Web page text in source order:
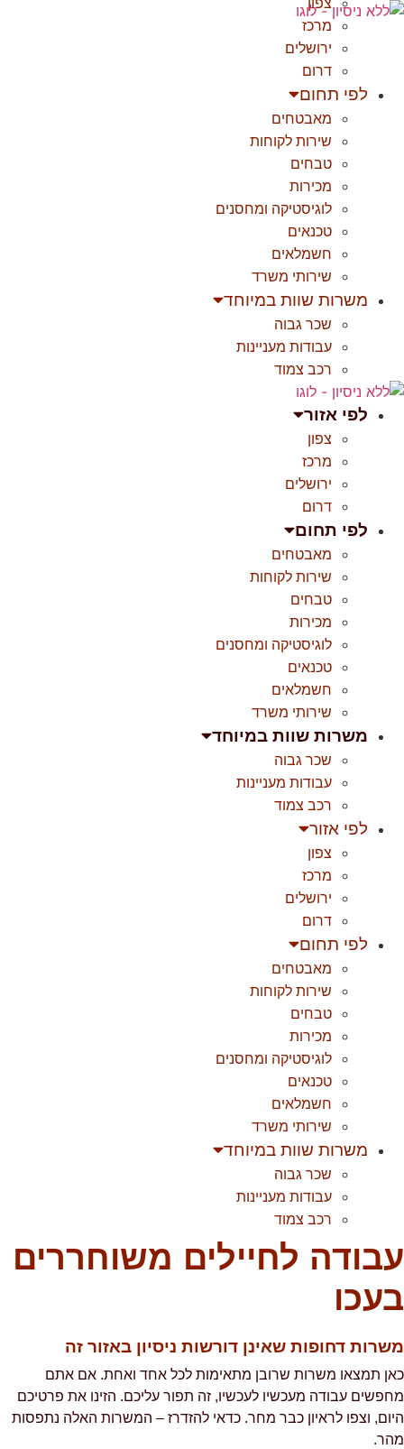
צפון
מרכז
ירושלים
דרום
לפי תחום
מאבטחים
שירות לקוחות
טבחים
מכירות
לוגיסטיקה ומחסנים
טכנאים
חשמלאים
שירותי משרד
משרות שוות במיוחד
שכר גבוה
עבודות מעניינות
רכב צמוד
לפי אזור
צפון
מרכז
ירושלים
דרום
לפי תחום
מאבטחים
שירות לקוחות
טבחים
מכירות
לוגיסטיקה ומחסנים
טכנאים
חשמלאים
שירותי משרד
משרות שוות במיוחד
שכר גבוה
עבודות מעניינות
רכב צמוד
לפי אזור
צפון
מרכז
ירושלים
דרום
לפי תחום
מאבטחים
שירות לקוחות
טבחים
מכירות
לוגיסטיקה ומחסנים
טכנאים
חשמלאים
שירותי משרד
משרות שוות במיוחד
שכר גבוה
עבודות מעניינות
רכב צמוד
לחיילים משוחררים
דחופות שאינן דורשות ניסיון באזור זה
תמצאו משרות שרובן מתאימות לכל אחד ואחת. אם אתם
עבודה מעכשיו לעכשיו, זה תפור עליכם. הזינו את פרטיכם
וצפו לראיון כבר מחר. כדאי להזדרז – המשרות האלה נתפסות